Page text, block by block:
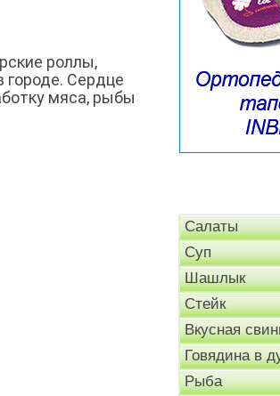
роллы,
городе. Сердце
мяса, рыбы
Салаты
Суп
Шашлык
Стейк
Вкусная
Говядина в
Рыба